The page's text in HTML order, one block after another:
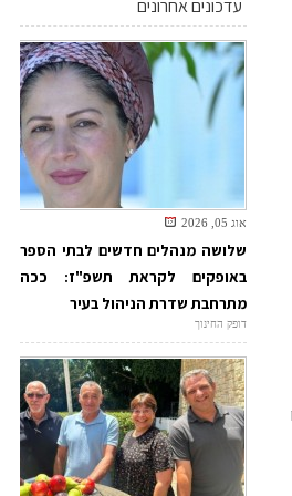
עדכונים אחרונים
אוג 05, 2026
שלושה מנהלים חדשים לבתי הספר
באופקים לקראת תשפ"ז: ככה
מתרחבת שדרת הניהול בעיר
דופק החינוך